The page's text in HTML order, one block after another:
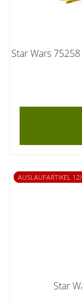
Star Wars
AUSLAUFARTIKEL
Star